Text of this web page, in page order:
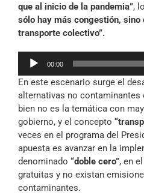
que al inicio de la pandemia”,
sólo hay más congestión, sino
transporte colectivo”.
Reproductor
audio
00:00
En este escenario surge el
alternativas no contaminantes
bien no es la temática con
gobierno, y el concepto
veces en el programa del
apuesta es avanzar en la
denominado “doble cero”, en
gratuitas y no existan
contaminantes.